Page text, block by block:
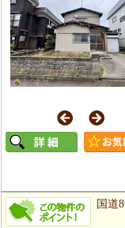
国道